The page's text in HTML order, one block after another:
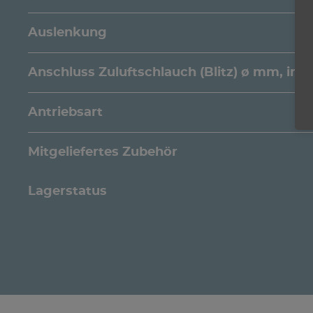
Auslenkung
Anschluss Zuluftschlauch (Blitz) ø mm,
Antriebsart
Mitgeliefertes Zubehör
Lagerstatus